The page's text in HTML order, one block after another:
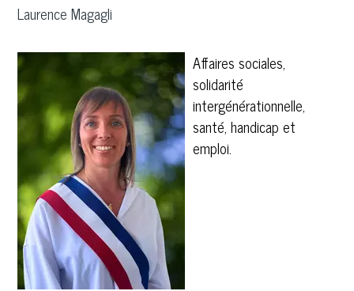
Laurence Magagli
Affaires sociales,
solidarité
intergénérationnelle,
santé, handicap et
emploi.